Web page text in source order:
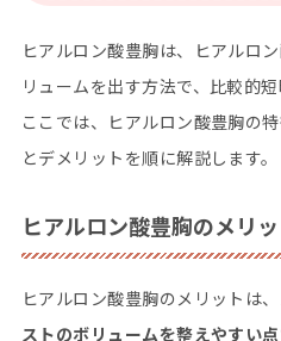
ヒアルロン酸豊胸は、ヒアルロ
リュームを出す方法で、比較的
ここでは、ヒアルロン酸豊胸の
とデメリットを順に解説します。
ヒアルロン酸豊胸のメリ
ヒアルロン酸豊胸のメリットは、
ストのボリュームを整えやすい